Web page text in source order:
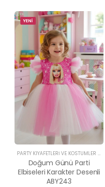
YENİ
PARTY KIYAFETLERİ VE KOSTÜMLER
Doğum Günü Parti
Elbiseleri Karakter Desenli
ABY243